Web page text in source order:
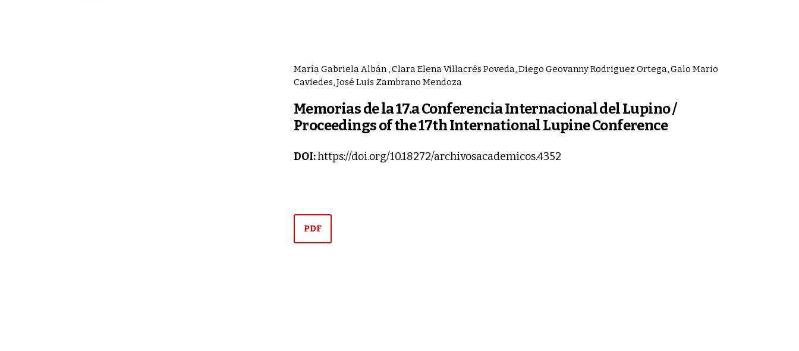
María Gabriela Albán , Clara Elena Villacrés Poveda, Diego Geovanny Rodriguez Ortega, Galo Mario
Caviedes, José Luis Zambrano Mendoza
Memorias de la 17.a Conferencia Internacional del Lupino /
Proceedings of the 17th International Lupine Conference
DOI:https://doi.org/10.18272/archivosacademicos.4352
PDF